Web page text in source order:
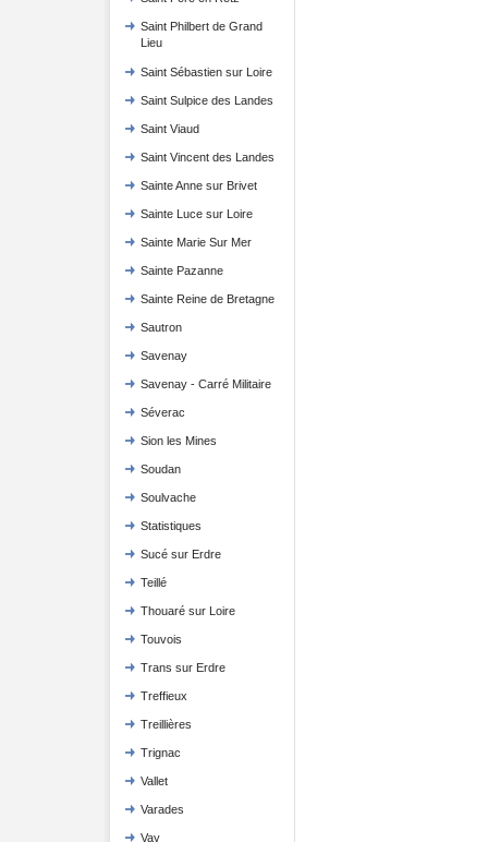
Saint Philbert de Grand
Lieu
Saint Sébastien sur Loire
Saint Sulpice des Landes
Saint Viaud
Saint Vincent des Landes
Sainte Anne sur Brivet
Sainte Luce sur Loire
Sainte Marie Sur Mer
Sainte Pazanne
Sainte Reine de Bretagne
Sautron
Savenay
Savenay - Carré Militaire
Séverac
Sion les Mines
Soudan
Soulvache
Statistiques
Sucé sur Erdre
Teillé
Thouaré sur Loire
Touvois
Trans sur Erdre
Treffieux
Treillières
Trignac
Vallet
Varades
Vay